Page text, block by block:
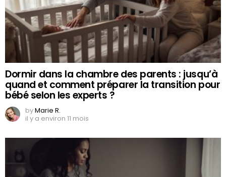
Dormir dans la chambre des parents : jusqu’à
quand et comment préparer la transition pour
bébé selon les experts ?
byMarie R.
il y a environ 11 mois